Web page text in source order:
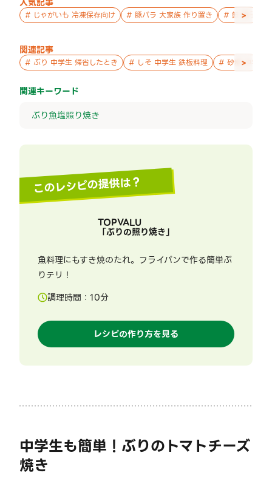
人気記事
# じゃがいも 冷凍保存向け # 豚バラ 大家族 作り置き # 鮭 親子 作
>
関連記事
# ぶり 中学生 帰省したとき # しそ 中学生 鉄板料理 # 砂糖 中学生
>
関連キーワード
ぶり魚塩照り焼き
このレシピの提供は？
TOPVALU
「ぶりの照り焼き」
魚料理にもすき焼のたれ。フライパンで作る簡単ぶ
りテリ！
調理時間： 10分
レシピの作り方を見る
中学生も簡単！ぶりのトマトチーズ
焼き